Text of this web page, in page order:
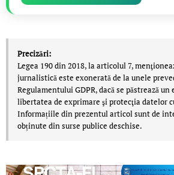
Precizări:
Legea 190 din 2018, la articolul 7,
jurnalistică este exonerată de la unele
Regulamentului GDPR, dacă se păstrează
libertatea de exprimare şi protecţia datelor
Informațiile din prezentul articol sunt de
obținute din surse publice deschise.